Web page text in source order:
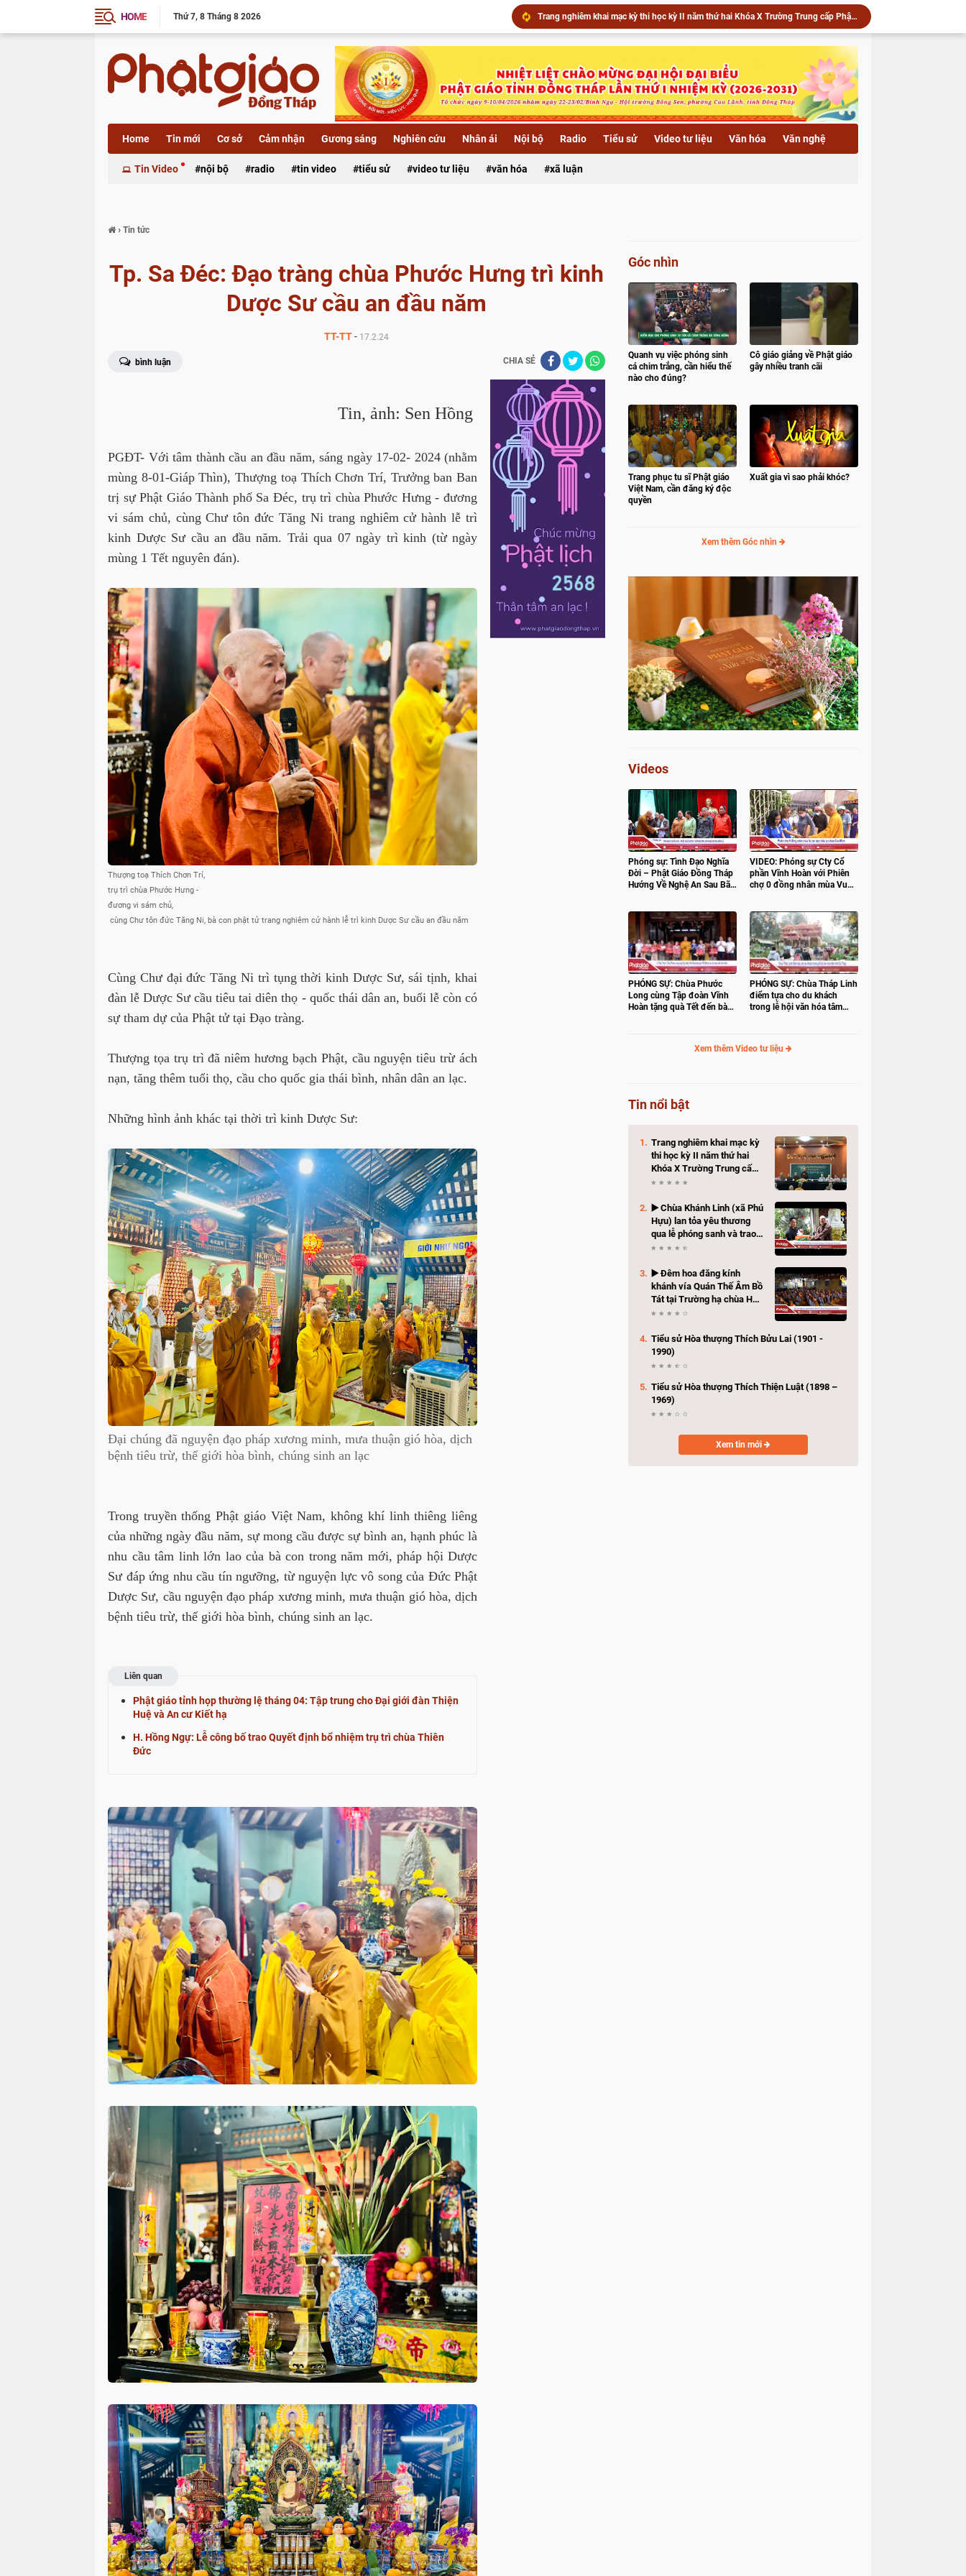
HOME Thứ 7 8 Tháng 8 2026
Trang nghiêm khai mạc kỳ thi học kỳ II năm thứ hai Khóa X Trường Trung cấp Phật học Đồng Tháp
Chùa Khánh Linh (xã Phú Hựu) lan tỏa yêu thương qua lễ phóng sanh và trao quà
▶️ Đêm hoa đăng kính khánh vía Quán Thế Âm Bồ Tát tại Trường hạ chùa Hải Huệ
Trường hạ chùa Hải Huệ trang nghiêm tổ chức lễ thắp nến hoa đăng kính mừng Khánh vía Bồ Tát Quán Thế Âm Thành Đạo
Xã Lai Vung: Chùa Hội Phước an vị tôn tượng Phật Bổn Sư, khai Đại hồng chung
▶️ Xã Lai Vung: Chùa Hội Phước trang nghiêm Lễ an vị tôn tượng Phật Bổn Sư và khai Đại hồng chung
▶️ Xã Phú Hựu: Khánh thành cầu Bình An 2 (cầu Ba Ú) – Công trình hưởng ứng Tết quân dân năm 2026
Ban Trị sự GHPGVN tỉnh đón tiếp lãnh đạo Sở Nội vụ thăm Văn phòng 2 – chùa Hòa Long
Home Tin mới Cơ sở Cảm nhận Gương sáng Nghiên cứu Nhân ái Nội bộ Radio Tiểu sử Video tư liệu Văn hóa Văn nghệ
Xã luận
Tin Video nội bộ radio tin video tiểu sử video tư liệu văn hóa xã luận
› Tin tức
Tp. Sa Đéc: Đạo tràng chùa Phước Hưng trì kinh
Dược Sư cầu an đầu năm
TT-TT- 17.2.24
bình luận CHIA SẺ
Tin, ảnh: Sen Hồng
PGĐT- Với tâm thànhcầu an đầu năm, sáng ngày 17-02- 2024 (nhằm
mùng 8-01-Giáp Thìn), Thượng toạ Thích Chơn Trí, Trưởng ban Ban
trị sự Phật Giáo Thành phố Sa Đéc, trụ trì chùa Phước Hưng - đương
vi sám chủ, cùng Chư tôn đức Tăng Ni trang nghiêm cử hành lễ trì
kinh Dược Sư cầu an đầu năm. Trải qua 07 ngày trì kinh (từ ngày
mùng 1 Tết nguyên đán).
Thượng toạ Thích Chơn Trí,
trụ trì chùa Phước Hưng -
đương vi sám chủ,
cùng Chư tôn đức Tăng Ni, bà con phật tử trang nghiêm cử hành lễ trì kinh Dược Sư cầu an đầu năm
Cùng Chư đại đức Tăng Ni trì tụng thời kinh Dược Sư, sái tịnh, khai
đàn lễ Dược Sư cầu tiêu tai diên thọ - quốc thái dân an, buổi lễ còn có
sự tham dự của Phật tử tại Đạo tràng.
Thượng tọa trụ trì đãniêm hương bạch Phật, cầu nguyện tiêu trừ ách
nạn, tăng thêm tuổi thọ, cầu cho quốc gia thái bình, nhân dân an lạc.
Những hình ảnh khác tại thời trì kinh Dược Sư:
Đại chúng đã nguyện đạo pháp xương minh, mưa thuận gió hòa, dịch
bệnh tiêu trừ, thế giới hòa bình, chúng sinh an lạc
Trong truyền thống Phật giáo Việt Nam, không khí linh thiêng liêng
của những ngày đầu năm, sự mong cầu được sự bình an, hạnh phúc là
nhu cầu tâm linh lớn lao của bà con trong năm mới, pháp hội Dược
Sư đáp ứng nhu cầu tín ngưỡng, từ nguyện lực vô song của Đức Phật
Dược Sư, cầu nguyện đạo pháp xương minh, mưa thuận gió hòa, dịch
bệnh tiêu trừ, thế giới hòa bình, chúng sinh an lạc.
Liên quan
Phật giáo tỉnh họp thường lệ tháng 04: Tập trung cho Đại giới đàn Thiện
Huệ và An cư Kiết hạ
H. Hồng Ngự: Lễ công bố trao Quyết định bổ nhiệm trụ trì chùa Thiên
Đức
Góc nhìn
Quanh vụ việc phóng sinh
cá chim trắng, cần hiểu thế
nào cho đúng?
Cô giáo giảng về Phật giáo
gây nhiều tranh cãi
Trang phục tu sĩ Phật giáo
Việt Nam, cần đăng ký độc
quyền
Xuất gia vì sao phải khóc?
Xem thêm Góc nhìn
Videos
Phóng sự: Tình Đạo Nghĩa
Đời – Phật Giáo Đồng Tháp
Hướng Về Nghệ An Sau Bão
VIDEO: Phóng sự Cty Cổ
phần Vĩnh Hoàn với Phiên
chợ 0 đồng nhân mùa Vu
PHÓNG SỰ: Chùa Phước
Long cùng Tập đoàn Vĩnh
Hoàn tặng quà Tết đến bà
PHÓNG SỰ: Chùa Tháp Linh
điểm tựa cho du khách
trong lễ hội văn hóa tâm
Xem thêm Video tư liệu
Tin nổi bật
Trang nghiêm khai mạc kỳ
thi học kỳ II năm thứ hai
Khóa X Trường Trung cấp
Phật học Đồng Tháp
▶️ Chùa Khánh Linh (xã Phú
Hựu) lan tỏa yêu thương
qua lễ phóng sanh và trao
quà hỗ trợ bà con có hoàn
▶️ Đêm hoa đăng kính
khánh vía Quán Thế Âm Bồ
Tát tại Trường hạ chùa Hải
Huệ
Tiểu sử Hòa thượng Thích Bửu Lai (1901 -
1990)
Tiểu sử Hòa thượng Thích Thiện Luật (1898 –
1969)
Xem tin mới